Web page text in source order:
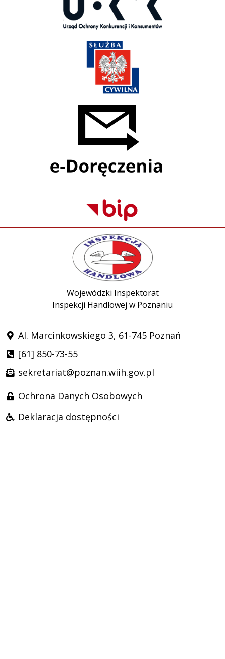
Wojewódzki Inspektorat
Inspekcji Handlowej w Poznaniu
Al. Marcinkowskiego 3, 61-745 Poznań
[61] 850-73-55
sekretariat@poznan.wiih.gov.pl
Ochrona Danych Osobowych
Deklaracja dostępności